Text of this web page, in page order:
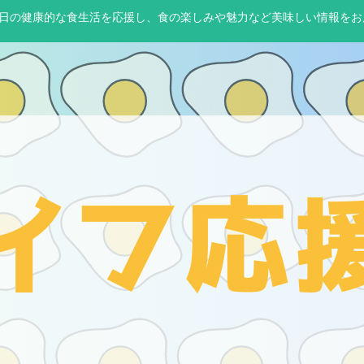
の健康的な食生活を応援し、食の楽しみや魅力など美味しい情報を